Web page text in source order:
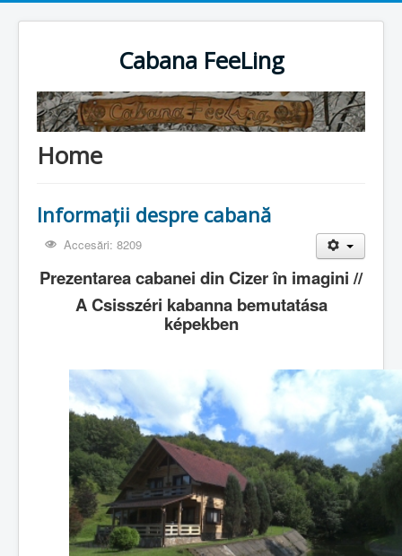
Cabana FeeLing
Home
Informaţii despre cabană
Accesări: 8209
Prezentarea cabanei din Cizer în imagini //
A Csisszéri kabanna bemutatása
képekben